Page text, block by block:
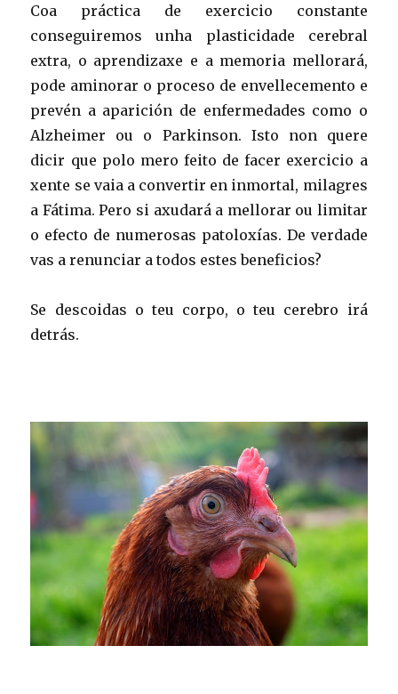
Coa práctica de exercicio constante
conseguiremos unha plasticidade cerebral
extra, o aprendizaxe e a memoria mellorará,
pode aminorar o proceso de envellecemento e
prevén a aparición de enfermedades como o
Alzheimer ou o Parkinson. Isto non quere
dicir que polo mero feito de facer exercicio a
xente se vaia a convertir en inmortal, milagres
a Fátima. Pero si axudará a mellorar ou limitar
o efecto de numerosas patoloxías. De verdade
vas a renunciar a todos estes beneficios?
Se descoidas o teu corpo, o teu cerebro irá
detrás.